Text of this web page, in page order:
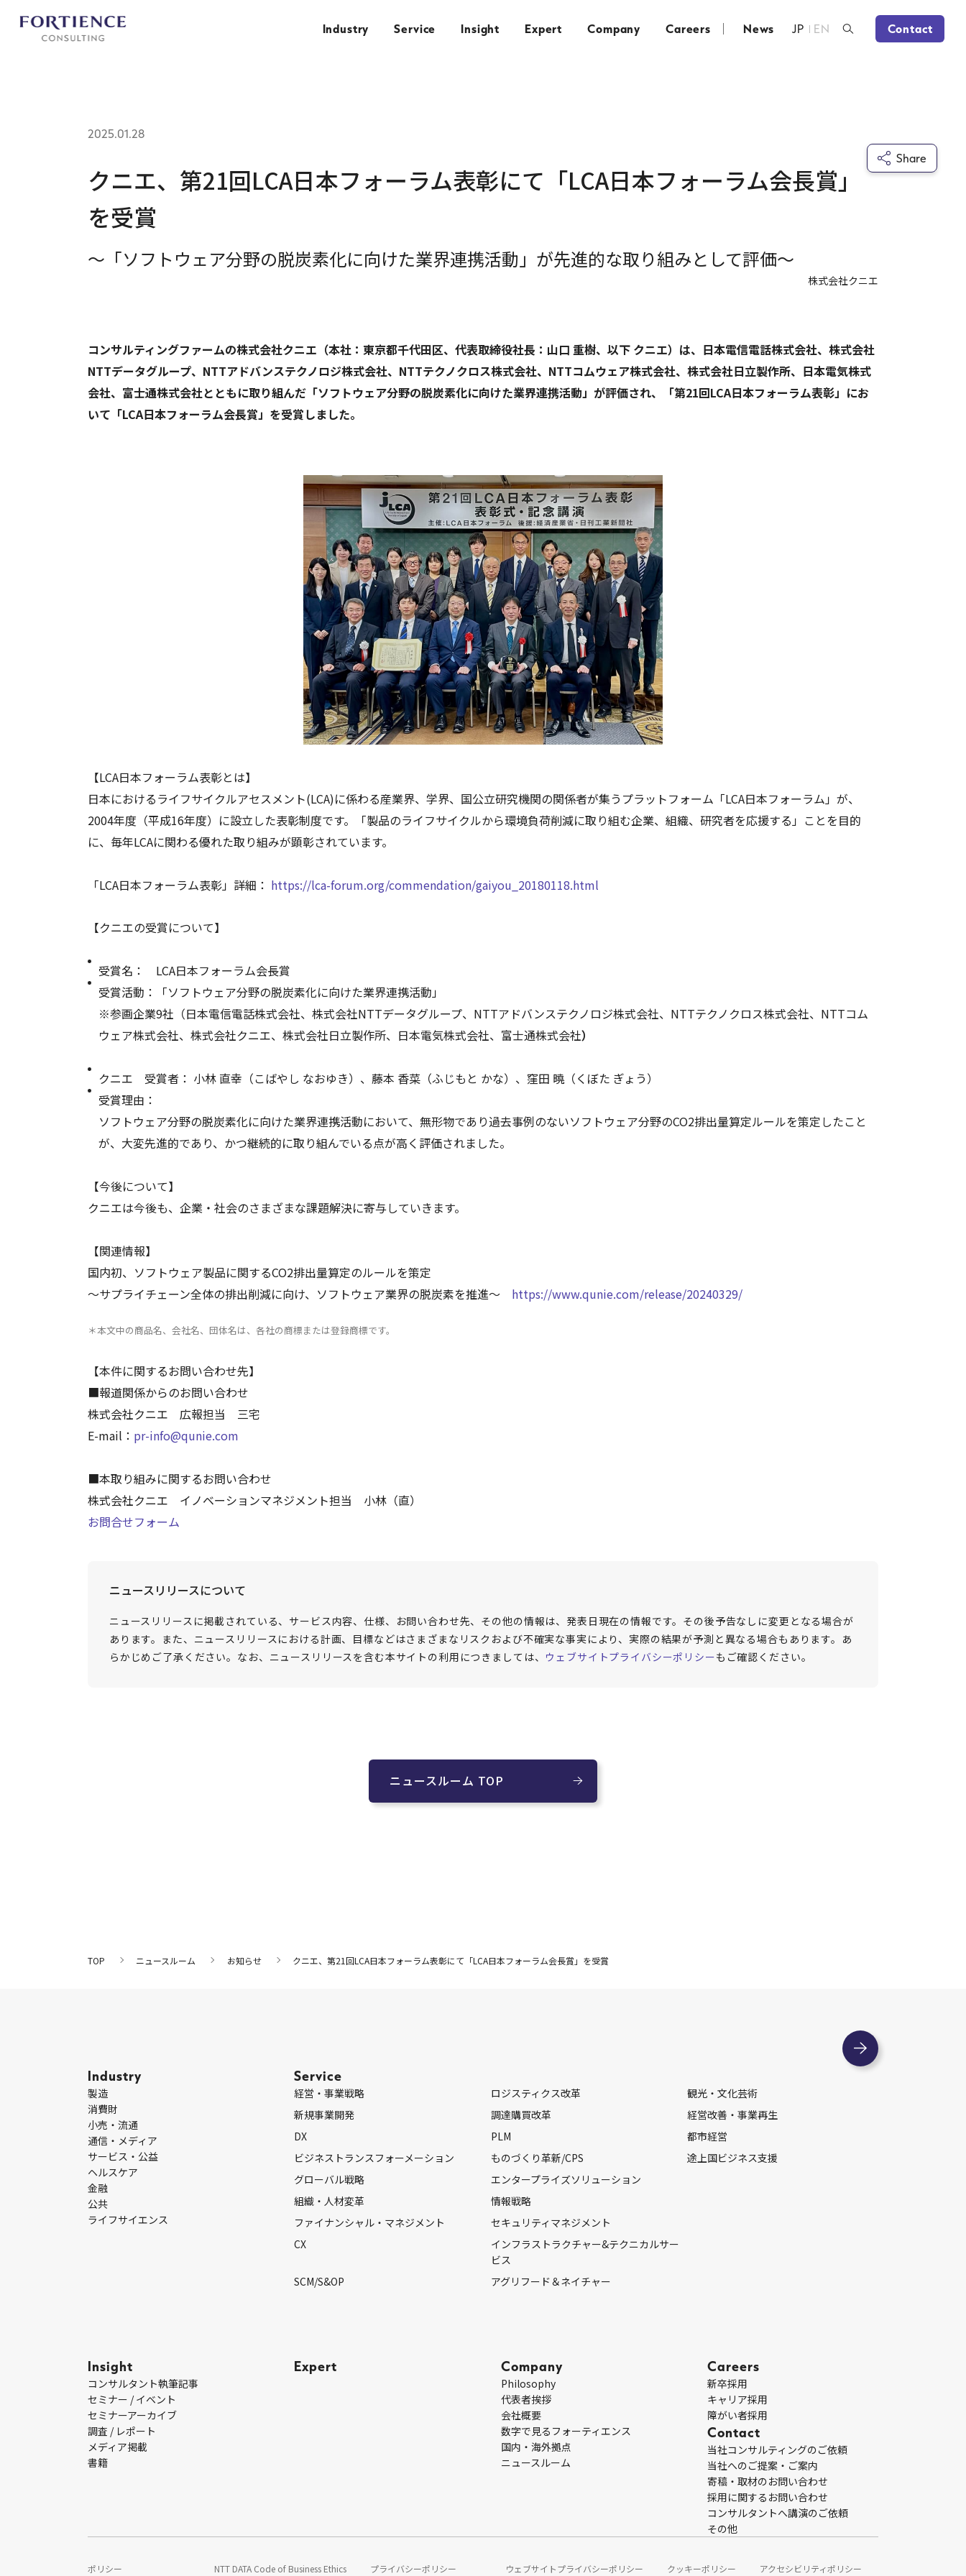
Industry Service Insight Expert Company Careers News EN
JP Contact
クニエ、第21回LCA日本フォーラム表彰にて「LCA日本フォーラム会長賞」
を受賞
～「ソフトウェア分野の脱炭素化に向けた業界連携活動」が先進的な取り組みとして評価～
2025.01.28
株式会社クニエ
Share
コンサルティングファームの株式会社クニエ（本社：東京都千代田区、代表取締役社長：山口 重樹、以下 クニエ）は、 日本電信電話株式会社、株式会社
NTTデータグループ、NTTアドバンステクノロジ株式会社、NTTテクノクロス株式会社、NTTコムウェア株式会社、株式会社日立製作所、日本電気株式
会社、富士通株式会社とともに取り組んだ 「ソフトウェア分野の脱炭素化に向けた業界連携活動」が評価され、「第21回LCA日本フォーラム表彰」にお
いて「LCA日本フォーラム会長賞」を受賞しました。
【LCA日本フォーラム表彰とは】
日本におけるライフサイクルアセスメント(LCA)に係わる産業界、学界、国公立研究機関の関係者が集うプラットフォーム「LCA日本フォーラム」が、
2004年度（平成16年度）に設立した表彰制度です。「製品のライフサイクルから環境負荷削減に取り組む企業、組織、研究者を応援する」ことを目的
に、毎年LCAに関わる優れた取り組みが顕彰されています。
「LCA日本フォーラム表彰」詳細： https://lca-forum.org/commendation/gaiyou_20180118.html
【クニエの受賞について】
受賞名： LCA日本フォーラム会長賞
受賞活動：「ソフトウェア分野の脱炭素化に向けた業界連携活動」
※参画企業9社（日本電信電話株式会社、株式会社NTTデータグループ、NTTアドバンステクノロジ株式会社、NTTテクノクロス株式会社、NTTコム
ウェア株式会社、株式会社クニエ、株式会社日立製作所、日本電気株式会社、富士通株式会社）
クニエ 受賞者： 小林 直幸（こばやし なおゆき）、藤本 香菜（ふじもと かな）、窪田 曉（くぼた ぎょう）
受賞理由：
ソフトウェア分野の脱炭素化に向けた業界連携活動において、無形物であり過去事例のないソフトウェア分野のCO2排出量算定ルールを策定したこと
が、大変先進的であり、かつ継続的に取り組んでいる点が高く評価されました。
【今後について】
クニエは今後も、企業・社会のさまざまな課題解決に寄与していきます。
【関連情報】
国内初、ソフトウェア製品に関するCO2排出量算定のルールを策定
～サプライチェーン全体の排出削減に向け、ソフトウェア業界の脱炭素を推進～ https://www.qunie.com/release/20240329/
＊本文中の商品名、会社名、団体名は、各社の商標または登録商標です。
【本件に関するお問い合わせ先】
■報道関係からのお問い合わせ
株式会社クニエ 広報担当 三宅
E-mail： pr-info@qunie.com
■本取り組みに関するお問い合わせ
株式会社クニエ イノベーションマネジメント担当 小林（直）
お問合せフォーム
ニュースリリースについて
ニュースリリースに掲載されている、サービス内容、仕様、お問い合わせ先、その他の情報は、発表日現在の情報です。その後予告なしに変更となる場合が
あります。また、ニュースリリースにおける計画、目標などはさまざまなリスクおよび不確実な事実により、実際の結果が予測と異なる場合もあります。あ
らかじめご了承ください。なお、ニュースリリースを含む本サイトの利用につきましては、 ウェブサイトプライバシーポリシーもご確認ください。
ニュースルーム TOP
TOP ニュースルーム お知らせ クニエ、第21回LCA日本フォーラム表彰にて「LCA日本フォーラム会長賞」を受賞
Industry
製造
消費財
小売・流通
通信・メディア
サービス・公益
ヘルスケア
金融
公共
ライフサイエンス
Service
経営・事業戦略
新規事業開発
DX
ビジネストランスフォーメーション
グローバル戦略
組織・人材変革
ファイナンシャル・マネジメント
CX
SCM/S&OP
ロジスティクス改革
調達購買改革
PLM
ものづくり革新/CPS
エンタープライズソリューション
情報戦略
セキュリティマネジメント
インフラストラクチャー&テクニカルサー
ビス
アグリフード＆ネイチャー
観光・文化芸術
経営改善・事業再生
都市経営
途上国ビジネス支援
Insight
コンサルタント執筆記事
セミナー / イベント
セミナーアーカイブ
調査 / レポート
メディア掲載
書籍
Expert Company
Philosophy
代表者挨拶
会社概要
数字で見るフォーティエンス
国内・海外拠点
ニュースルーム
Careers
新卒採用
キャリア採用
障がい者採用
Contact
当社コンサルティングのご依頼
当社へのご提案・ご案内
寄稿・取材のお問い合わせ
採用に関するお問い合わせ
コンサルタントへ講演のご依頼
その他
ポリシー NTT DATA Code of Business Ethics プライバシーポリシー ウェブサイトプライバシーポリシー クッキーポリシー アクセシビリティポリシー